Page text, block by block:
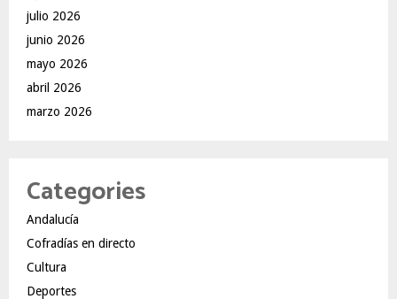
julio 2026
junio 2026
mayo 2026
abril 2026
marzo 2026
Categories
Andalucía
Cofradías en directo
Cultura
Deportes